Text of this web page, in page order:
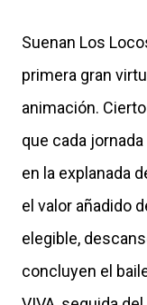
Suenan Los
primera gran
animación.
que cada
en la explanada
el valor añadido
elegible,
concluyen el